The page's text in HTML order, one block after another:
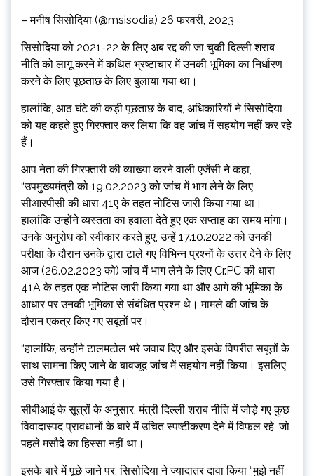
– मनीष सिसोदिया (@msisodia) 26 फरवरी, 2023
सिसोदिया को 2021-22 के लिए अब रद्द की जा चुकी दिल्ली शराब
नीति को लागू करने में कथित भ्रष्टाचार में उनकी भूमिका का निर्धारण
करने के लिए पूछताछ के लिए बुलाया गया था।
हालांकि, आठ घंटे की कड़ी पूछताछ के बाद, अधिकारियों ने सिसोदिया
को यह कहते हुए गिरफ्तार कर लिया कि वह जांच में सहयोग नहीं कर रहे
हैं।
आप नेता की गिरफ्तारी की व्याख्या करने वाली एजेंसी ने कहा,
“उपमुख्यमंत्री को 19.02.2023 को जांच में भाग लेने के लिए
सीआरपीसी की धारा 41ए के तहत नोटिस जारी किया गया था।
हालांकि उन्होंने व्यस्तता का हवाला देते हुए एक सप्ताह का समय मांगा।
उनके अनुरोध को स्वीकार करते हुए, उन्हें 17.10.2022 को उनकी
परीक्षा के दौरान उनके द्वारा टाले गए विभिन्न प्रश्नों के उत्तर देने के लिए
आज (26.02.2023 को) जांच में भाग लेने के लिए Cr.PC की धारा
41A के तहत एक नोटिस जारी किया गया था और आगे की भूमिका के
आधार पर उनकी भूमिका से संबंधित प्रश्न थे। मामले की जांच के
दौरान एकत्र किए गए सबूतों पर।
“हालांकि, उन्होंने टालमटोल भरे जवाब दिए और इसके विपरीत सबूतों के
साथ सामना किए जाने के बावजूद जांच में सहयोग नहीं किया। इसलिए
उसे गिरफ्तार किया गया है।’
सीबीआई के सूत्रों के अनुसार, मंत्री दिल्ली शराब नीति में जोड़े गए कुछ
विवादास्पद प्रावधानों के बारे में उचित स्पष्टीकरण देने में विफल रहे, जो
पहले मसौदे का हिस्सा नहीं था।
इसके बारे में पूछे जाने पर, सिसोदिया ने ज्यादातर दावा किया “मुझे नहीं